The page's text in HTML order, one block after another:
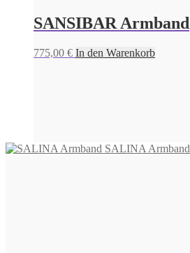
SANSIBAR Armband
775,00 € In den Warenkorb
SALINA Armband